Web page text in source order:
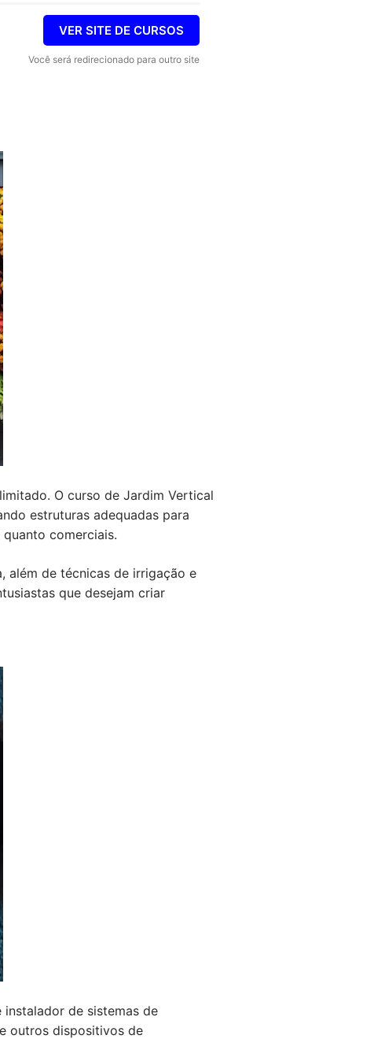
VER SITE DE CURSOS
Você será redirecionado para outro site
O curso de Jardim Vertical
estruturas adequadas para
comerciais.
além de técnicas de irrigação e
que desejam criar
de sistemas de
outros dispositivos de